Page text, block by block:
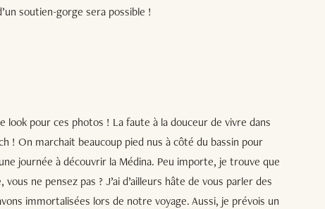
soutien-gorge sera possible !
look pour ces photos ! La faute à la douceur de vivre dans
! On marchait beaucoup pied nus à côté du bassin pour
journée à découvrir la Médina. Peu importe, je trouve que
ne pensez pas ? J’ai d’ailleurs hâte de vous parler des
immortalisées lors de notre voyage. Aussi, je prévois un